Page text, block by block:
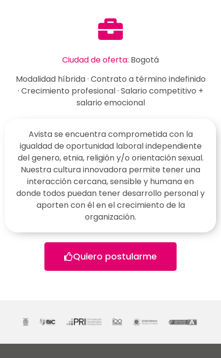
Ciudad de oferta: Bogotá
Modalidad híbrida · Contrato a término indefinido
· Crecimiento profesional · Salario competitivo +
salario emocional
Avista se encuentra comprometida con la
igualdad de oportunidad laboral independiente
del genero, etnia, religión y/o orientación sexual.
Nuestra cultura innovadora permite tener una
interacción cercana, sensible y humana en
donde todos puedan tener desarrollo personal y
aporten con él en el crecimiento de la
organización.
Quiero postularme